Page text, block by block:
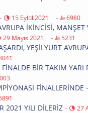
- 15 Eylül 2021 - 6980
İKİNCİSİ, MANŞET
29 Mayıs 2021 - 5231
YEŞİLYURT
BİR TAKIM YARI
FİNALLERİNDE -
2021 YILI DİLERİZ - 27